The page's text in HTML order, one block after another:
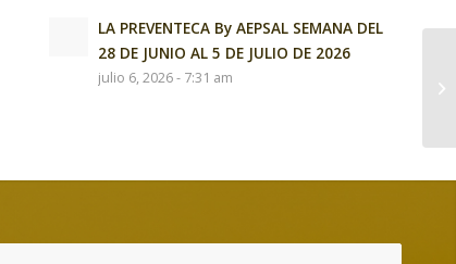
LA PREVENTECA By AEPSAL SEMANA DEL
28 DE JUNIO AL 5 DE JULIO DE 2026
julio 6, 2026 - 7:31 am